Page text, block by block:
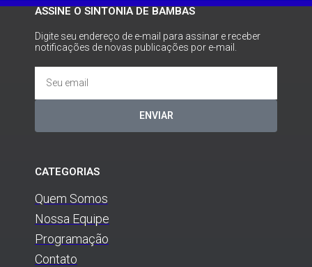
ASSINE O SINTONIA DE BAMBAS
Digite seu endereço de e-mail para assinar e receber
notificações de novas publicações por e-mail.
ENVIAR
CATEGORIAS
Quem Somos
Nossa Equipe
Programação
Contato